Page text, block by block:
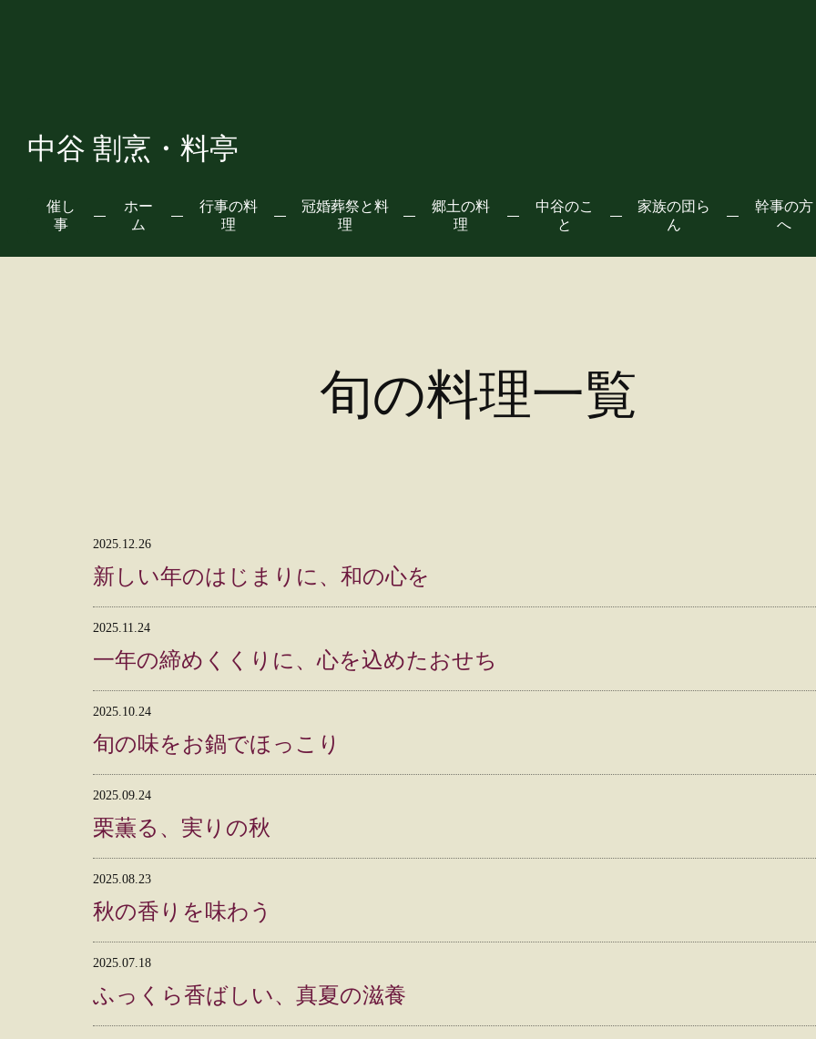
中谷 割烹・料亭
催し
事
ホー
ム
行事の料
理
冠婚葬祭と料
理
郷土の料
理
中谷のこ
と
家族の団ら
ん
幹事の方
へ
旬の料理一覧
2025.12.26
新しい年のはじまりに、和の心を
2025.11.24
一年の締めくくりに、心を込めたおせち
2025.10.24
旬の味をお鍋でほっこり
2025.09.24
栗薫る、実りの秋
2025.08.23
秋の香りを味わう
2025.07.18
ふっくら香ばしい、真夏の滋養